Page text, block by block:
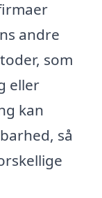
andre
som
eller
kan
så